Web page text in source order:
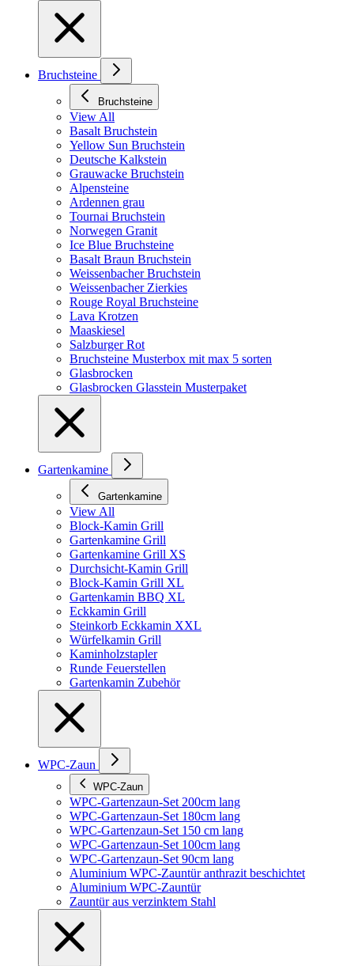
Bruchsteine
Bruchsteine
View All
Basalt Bruchstein
Yellow Sun Bruchstein
Deutsche Kalkstein
Grauwacke Bruchstein
Alpensteine
Ardennen grau
Tournai Bruchstein
Norwegen Granit
Ice Blue Bruchsteine
Basalt Braun Bruchstein
Weissenbacher Bruchstein
Weissenbacher Zierkies
Rouge Royal Bruchsteine
Lava Krotzen
Maaskiesel
Salzburger Rot
Bruchsteine Musterbox mit max 5 sorten
Glasbrocken
Glasbrocken Glasstein Musterpaket
Gartenkamine
Gartenkamine
View All
Block-Kamin Grill
Gartenkamine Grill
Gartenkamine Grill XS
Durchsicht-Kamin Grill
Block-Kamin Grill XL
Gartenkamin BBQ XL
Eckkamin Grill
Steinkorb Eckkamin XXL
Würfelkamin Grill
Kaminholzstapler
Runde Feuerstellen
Gartenkamin Zubehör
WPC-Zaun
WPC-Zaun
WPC-Gartenzaun-Set 200cm lang
WPC-Gartenzaun-Set 180cm lang
WPC-Gartenzaun-Set 150 cm lang
WPC-Gartenzaun-Set 100cm lang
WPC-Gartenzaun-Set 90cm lang
Aluminium WPC-Zauntür anthrazit beschichtet
Aluminium WPC-Zauntür
Zauntür aus verzinktem Stahl